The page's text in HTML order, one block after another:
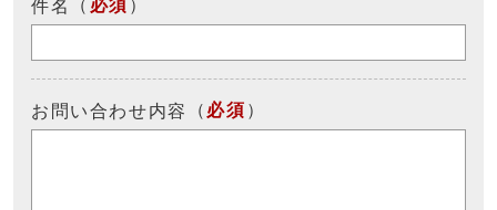
件名 （ 必須 ）
お問い合わせ内容 （ 必須 ）